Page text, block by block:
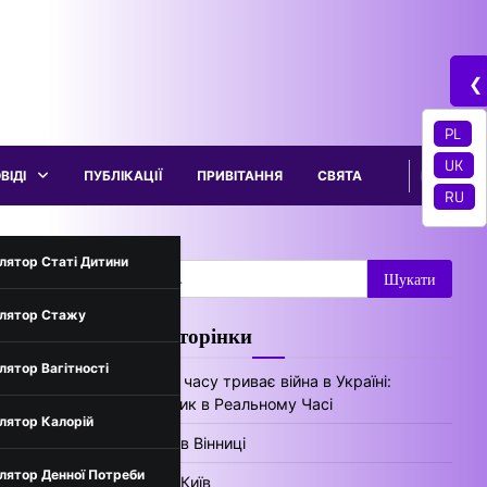
Статі Дитини
Стажу
Вагітності
Калорій
Денної Потреби
України
ПУБЛІКАЦІЇ ПРИВІТАННЯ СВЯТА
Пошук:
Цікаві сторінки
Скільки часу триває війна в Україні:
Лічильник в Реальному Часі
Погода в Вінниці
Погода Київ
❮
PL
UK
RU